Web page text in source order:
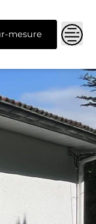
mesure